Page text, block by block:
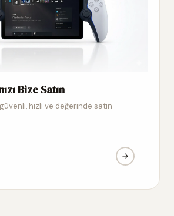
Bize Satın
güvenli, hızlı ve değerinde satın